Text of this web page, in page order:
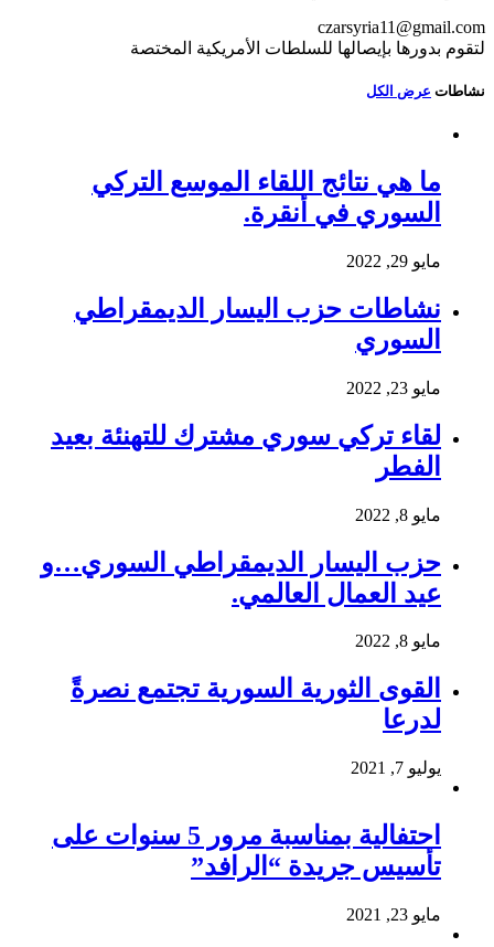
czarsyria11@gmail.com
لتقوم بدورها بإيصالها للسلطات الأمريكية المختصة
نشاطات عرض الكل
ما هي نتائج اللقاء الموسع التركي
السوري في أنقرة.
مايو 29, 2022
نشاطات حزب اليسار الديمقراطي
السوري
مايو 23, 2022
لقاء تركي سوري مشترك للتهنئة بعيد
الفطر
مايو 8, 2022
حزب اليسار الديمقراطي السوري…و
عيد العمال العالمي.
مايو 8, 2022
القوى الثورية السورية تجتمع نصرةً
لدرعا
يوليو 7, 2021
احتفالية بمناسبة مرور 5 سنوات على
تأسيس جريدة “الرافد”
مايو 23, 2021